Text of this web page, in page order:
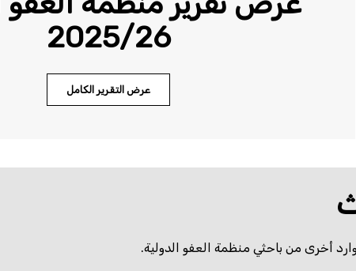
2025/26
عرض التقرير الكامل
أخرى من باحثي منظمة العفو الدولية.